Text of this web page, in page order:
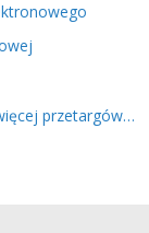
przetargów…